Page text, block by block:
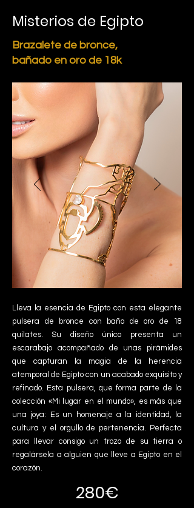
Misterios de Egipto
Brazalete de bronce,
bañado en oro de 18k
Lleva la esencia de Egipto con esta elegante
pulsera de bronce con baño de oro de 18
quilates. Su diseño único presenta un
escarabajo acompañado de unas pirámides
que capturan la magia de la herencia
atemporal de Egipto con un acabado exquisito y
refinado. Esta pulsera, que forma parte de la
colección «Mi lugar en el mundo», es más que
una joya: Es un homenaje a la identidad, la
cultura y el orgullo de pertenencia. Perfecta
para llevar consigo un trozo de su tierra o
regalársela a alguien que lleve a Egipto en el
corazón.
280€